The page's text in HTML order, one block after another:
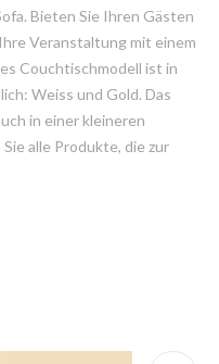
Bieten Sie Ihren Gästen
Veranstaltung mit einem
Couchtischmodell ist in
Weiss und Gold. Das
in einer kleineren
alle Produkte, die zur